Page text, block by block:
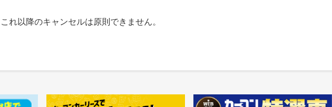
以降のキャンセルは原則できません。